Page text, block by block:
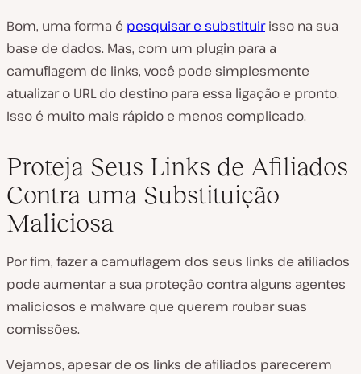
Bom, uma forma é pesquisar e substituirisso na sua
base de dados. Mas, com um plugin para a
camuflagem de links, você pode simplesmente
atualizar o URL do destino para essa ligação e pronto.
Isso é muito mais rápido e menos complicado.
Proteja Seus Links de Afiliados
Contra uma Substituição
Maliciosa
Por fim, fazer a camuflagem dos seus links de afiliados
pode aumentar a sua proteção contra alguns agentes
maliciosos e malware que querem roubar suas
comissões.
Vejamos, apesar de os links de afiliados parecerem